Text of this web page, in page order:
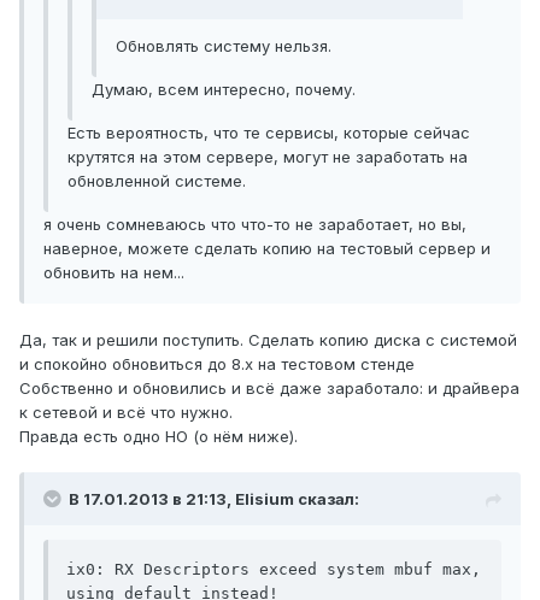
Обновлять систему нельзя.
Думаю, всем интересно, почему.
Есть вероятность, что те сервисы, которые сейчас
крутятся на этом сервере, могут не заработать на
обновленной системе.
я очень сомневаюсь что что-то не заработает, но вы,
наверное, можете сделать копию на тестовый сервер и
обновить на нем...
Да, так и решили поступить. Сделать копию диска с системой
и спокойно обновиться до 8.x на тестовом стенде
Собственно и обновились и всё даже заработало: и драйвера
к сетевой и всё что нужно.
Правда есть одно НО (о нём ниже).
В 17.01.2013 в 21:13, Elisium сказал:
ix0: RX Descriptors exceed system mbuf max,
using default instead!